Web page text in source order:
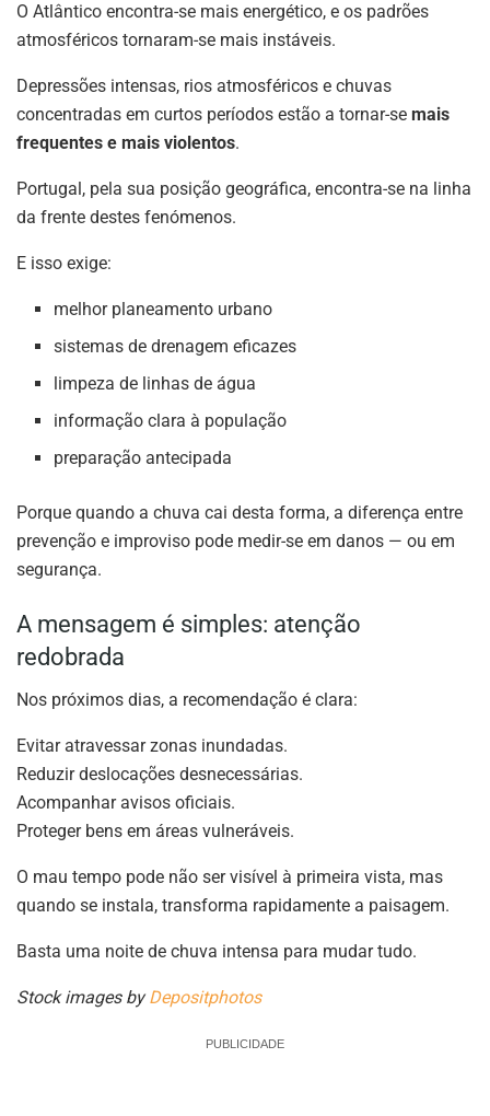
O Atlântico encontra-se mais energético, e os padrões
atmosféricos tornaram-se mais instáveis.
Depressões intensas, rios atmosféricos e chuvas
concentradas em curtos períodos estão a tornar-se mais
frequentes e mais violentos.
Portugal, pela sua posição geográfica, encontra-se na linha
da frente destes fenómenos.
E isso exige:
melhor planeamento urbano
sistemas de drenagem eficazes
limpeza de linhas de água
informação clara à população
preparação antecipada
Porque quando a chuva cai desta forma, a diferença entre
prevenção e improviso pode medir-se em danos — ou em
segurança.
A mensagem é simples: atenção
redobrada
Nos próximos dias, a recomendação é clara:
Evitar atravessar zonas inundadas.
Reduzir deslocações desnecessárias.
Acompanhar avisos oficiais.
Proteger bens em áreas vulneráveis.
O mau tempo pode não ser visível à primeira vista, mas
quando se instala, transforma rapidamente a paisagem.
Basta uma noite de chuva intensa para mudar tudo.
Stock images byDepositphotos
PUBLICIDADE